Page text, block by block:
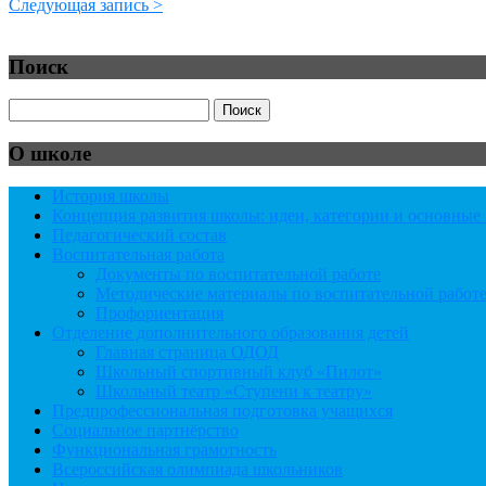
Следующая запись >
Поиск
О школе
История школы
Концепция развития школы: идеи, категории и
Педагогический состав
Воспитательная работа
Документы по воспитательной работе
Методические материалы по воспитательной работе
Профориентация
Отделение дополнительного образования детей
Главная страница ОДОД
Школьный спортивный клуб «Пилот»
Школьный театр «Ступени к театру»
Предпрофессиональная подготовка учащихся
Социальное партнёрство
Функциональная грамотность
Всероссийская олимпиада школьников